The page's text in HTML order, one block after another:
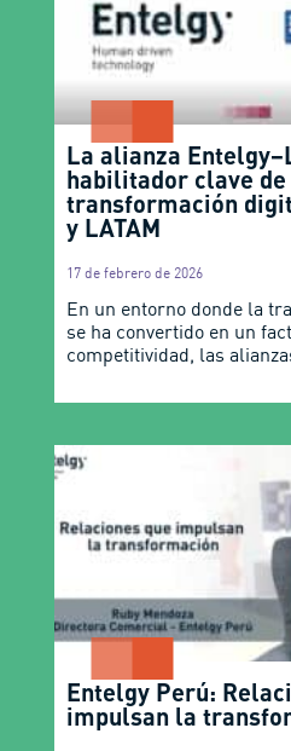
La alianza
habilitador clave
transformación
y LATAM
17 de febrero de 2026
En un entorno donde la
se ha convertido en un
competitividad, las
Entelgy Perú:
impulsan la